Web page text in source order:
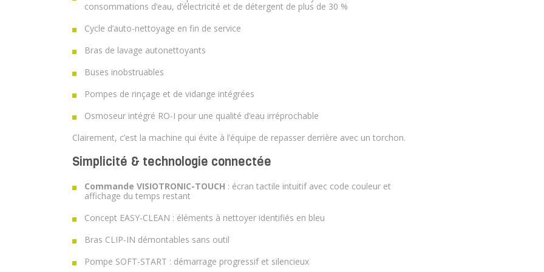
consommations d’eau, d’électricité et de détergent de plus de 30 %
Cycle d’auto-nettoyage en fin de service
Bras de lavage autonettoyants
Buses inobstruables
Pompes de rinçage et de vidange intégrées
Osmoseur intégré RO-I pour une qualité d’eau irréprochable
Clairement, c’est la machine qui évite à l’équipe de repasser derrière avec un torchon.
Simplicité & technologie connectée
Commande VISIOTRONIC-TOUCH : écran tactile intuitif avec code couleur et
affichage du temps restant
Concept EASY-CLEAN : éléments à nettoyer identifiés en bleu
Bras CLIP-IN démontables sans outil
Pompe SOFT-START : démarrage progressif et silencieux